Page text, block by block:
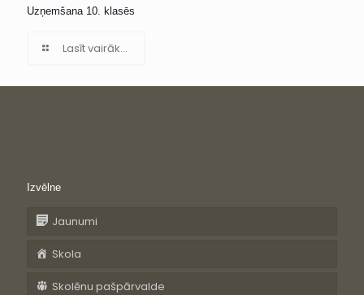
Uzņemšana 10. klasēs
Lasīt vairāk...
Izvēlne
Jaunumi
Skola
Skolēnu pašpārvalde